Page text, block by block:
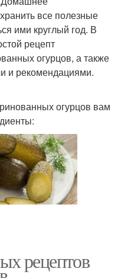
все полезные
ими круглый год. В
рецепт
огурцов, а также
и рекомендациями.
огурцов вам
рецептов